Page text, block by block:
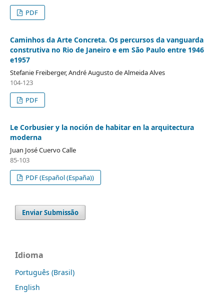
PDF
Caminhos da Arte Concreta. Os percursos da vanguarda
construtiva no Rio de Janeiro e em São Paulo entre 1946
e1957
Stefanie Freiberger, André Augusto de Almeida Alves
104-123
PDF
Le Corbusier y la noción de habitar en la arquitectura
moderna
Juan José Cuervo Calle
85-103
PDF (Español (España))
Enviar Submissão
Idioma
Português (Brasil)
English